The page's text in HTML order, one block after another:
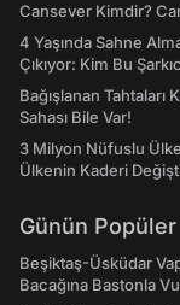
Cansever Kimdir?
4 Yaşında Sahne
Çıkıyor: Kim Bu
Bağışlanan Tahtaları
Sahası Bile Var!
3 Milyon Nüfuslu
Ülkenin Kaderi
Günün Popüler
Beşiktaş-Üsküdar
Bacağına Bastonla